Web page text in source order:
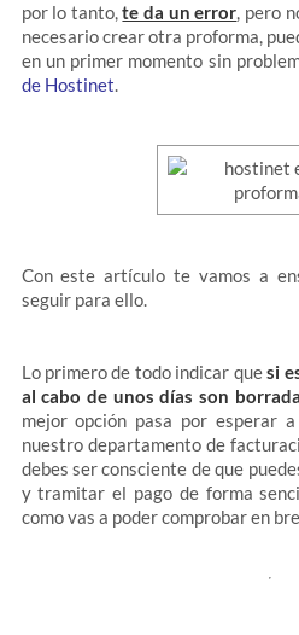
por lo tanto, te da un error, pero
necesario crear otra proforma,
en un primer momento sin
de Hostinet.
Con este artículo te vamos a
seguir para ello.
Lo primero de todo indicar quesi
al cabo de unos días son
mejor opción pasa por esperar
nuestro departamento de
debes ser consciente de que
y tramitar el pago de forma
como vas a poder comprobar en